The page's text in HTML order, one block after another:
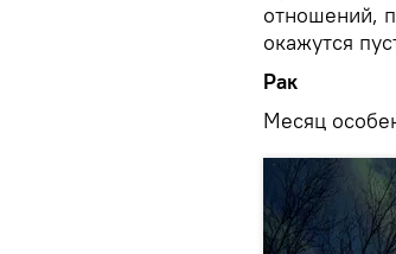
отношений,
окажутся
Рак
Месяц